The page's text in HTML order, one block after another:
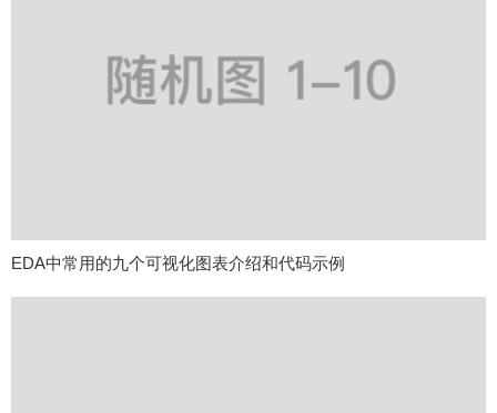
EDA中常用的九个可视化图表介绍和代码示例